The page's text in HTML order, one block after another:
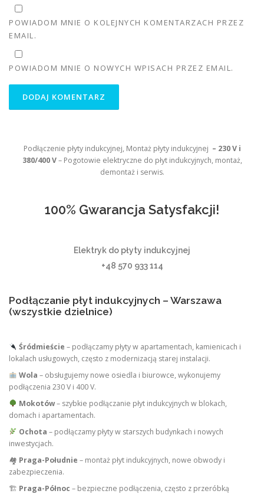
POWIADOM MNIE O KOLEJNYCH KOMENTARZACH PRZEZ
EMAIL.
POWIADOM MNIE O NOWYCH WPISACH PRZEZ EMAIL.
Podłączenie płyty indukcyjnej, Montaż płyty indukcyjnej – 230 V i
380/400 V– Pogotowie elektryczne do płyt indukcyjnych, montaż,
demontaż i serwis.
100% Gwarancja Satysfakcji!
Elektryk do płyty indukcyjnej
+48 570 933 114
Podłączanie płyt indukcyjnych – Warszawa
(wszystkie dzielnice)
Śródmieście – podłączamy płyty w apartamentach, kamienicach i
lokalach usługowych, często z modernizacją starej instalacji.
Wola – obsługujemy nowe osiedla i biurowce, wykonujemy
podłączenia 230 V i 400 V.
Mokotów– szybkie podłączanie płyt indukcyjnych w blokach,
domach i apartamentach.
Ochota – podłączamy płyty w starszych budynkach i nowych
inwestycjach.
🏘 Praga-Południe – montaż płyt indukcyjnych, nowe obwody i
zabezpieczenia.
🏗 Praga-Północ – bezpieczne podłączenia, często z przeróbką